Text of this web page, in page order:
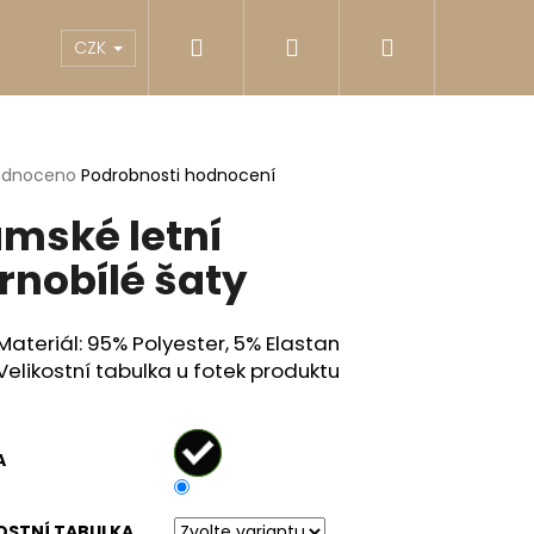
Reklamace Obchodní podmínky
CZK Přihlášení
Podrobnosti hodnocení
letní
šaty
95% Polyester, 5% Elastan
tabulka u fotek produktu